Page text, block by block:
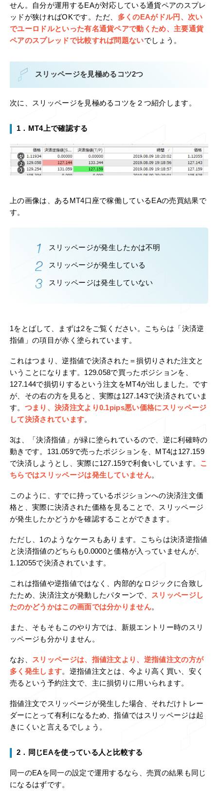
せん。自分が運用するEAが対応している通貨ペアのスプレ
ッドが狭ければOKです。ただ、 多くのEAがドル円、次い
でユーロドルといった有名通貨ペアで動くため、主要通貨
ペアのスプレッドで比較すれば問題ないでしょう。
スリッページを見極めるコツ2つ
次に、スリッページを見極めるコツを２つ紹介します。
1．MT4上で確認する
上の画像は、あるMT4口座で稼働しているEAの売買結果で
す。
スリッページが発生したかは不明
スリッページが発生している
スリッページは発生していない
1をとばして、まずは2をご覧ください。こちらは「決済逆
指値」の項目が赤く塗られています。
これはつまり、逆指値で決済された＝損切りされた注文と
いうことになります。129.058で買ったポジションを、
127.144で損切りするという注文をMT4が出しました。です
が、その右の方を見ると、実際は127.143で決済されていま
す。 つまり、決済注文より0.1pips悪い価格にスリッページ
して決済されています。
3は、「決済指値」が緑に塗られているので、逆に利確時の
動きです。131.059で売ったポジションを、MT4は127.159
で決済しようとし、実際に127.159で利食いしています。 こ
ちらではスリッページは発生していません。
このように、すでに持っているポジションへの決済注文価
格と、実際に決済された価格を見ることで、スリッページ
が発生したかどうかを確認することができます。
ただし、1のようなケースもあります。こちらは決済逆指値
と決済指値のどちらも0.0000と価格が入っていませんが、
1.12055で決済されています。
これは指値や逆指値ではなく、内部的なロジックに合致し
たため、決済注文が発動したパターンで、 スリッページし
たのかどうかはこの画面では分かりません。
また、そもそもこのやり方では、新規エントリー時のスリ
ッページも分かりません。
なお、 スリッページは、指値注文より、逆指値注文の方が
多く発生します。逆指値注文とは、今より高く買い、安く
売るという予約注文で、主に損切りに用いられます。
指値注文でスリッページが発生した場合、それだけトレー
ダーにとって有利になるため、指値ではスリッページは起
きにくいと言えるでしょう。
2．同じEAを使っている人と比較する
同一のEAを同一の設定で運用するなら、売買の結果も同じ
になるはずです。